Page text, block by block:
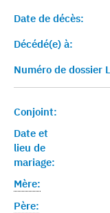
Date de décès:
Décédé(e) à:
Numéro de dossier
Conjoint:
Date et
lieu de
mariage:
Mère:
Père: